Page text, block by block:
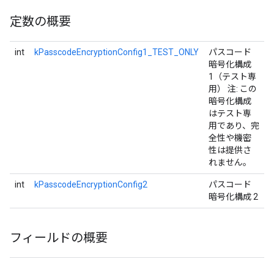
定数の概要
int kPasscodeEncryptionConfig1_TEST_ONLY
パスコード
暗号化構成
1（テスト専
用） 注: この
暗号化構成
はテスト専
用であり、完
全性や機密
性は提供さ
れません。
int kPasscodeEncryptionConfig2
パスコード
暗号化構成 2
フィールドの概要